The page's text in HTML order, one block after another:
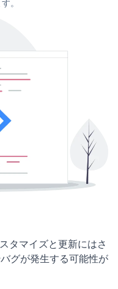
。
タマイズと更新にはさ
グが発生する可能性が